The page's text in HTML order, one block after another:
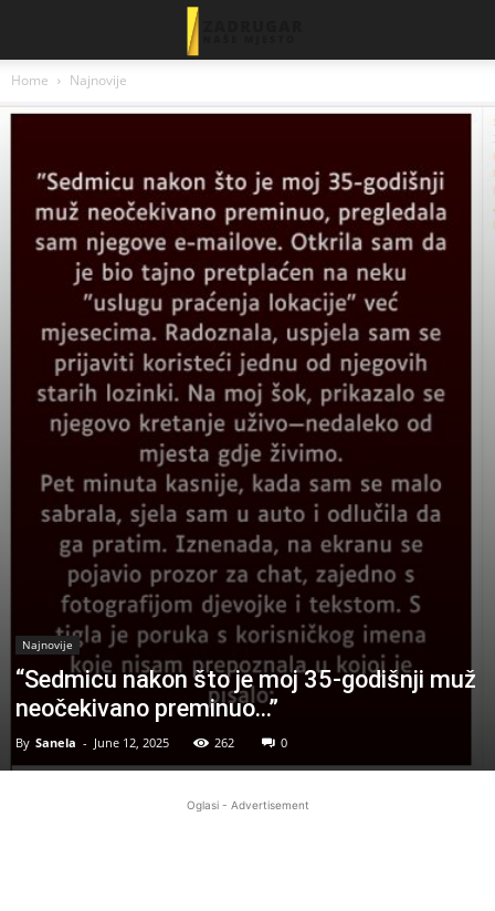
Home Najnovije
Najnovije
“Sedmicu nakon što je moj 35-godišnji muž
neočekivano preminuo…”
By Sanela - June 12, 2025 262 0
Oglasi - Advertisement